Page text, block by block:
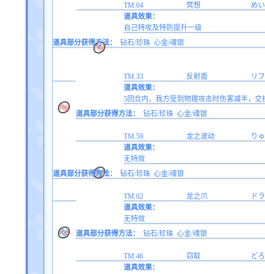
TM.04 冥想
め
道具效果：
自己特攻及特防提升一级
道具部分获得方法：
钻石/珍珠 心金/魂银
TM.33 反射盾
リ
道具效果：
5回合内，我方受到物理攻击时伤害减半，交
道具部分获得方法：
钻石/珍珠 心金/魂银
TM.59 龙之波动
り
道具效果：
无特效
道具部分获得方法：
钻石/珍珠 心金/魂银
TM.02 龙之爪
ド
道具效果：
无特效
道具部分获得方法：
钻石/珍珠 心金/魂银
TM.46 窃取
ど
道具效果：